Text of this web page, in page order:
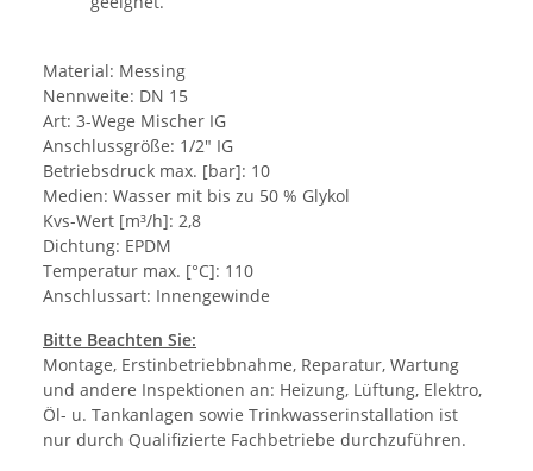
Material: Messing
Nennweite: DN 15
Art: 3-Wege Mischer IG
Anschlussgröße: 1/2" IG
Betriebsdruck max. [bar]: 10
Medien: Wasser mit bis zu 50 % Glykol
Kvs-Wert [m³/h]: 2,8
Dichtung: EPDM
Temperatur max. [°C]: 110
Anschlussart: Innengewinde
Bitte Beachten Sie:
Montage, Erstinbetriebbnahme, Reparatur, Wartung
und andere Inspektionen an: Heizung, Lüftung, Elektro,
Öl- u. Tankanlagen sowie Trinkwasserinstallation ist
nur durch Qualifizierte Fachbetriebe durchzuführen.